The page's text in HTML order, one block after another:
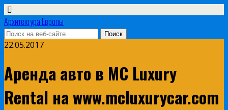
Архитектура Европы
22.05.2017
Аренда авто в MC Luxury
Rental на www.mcluxurycar.com